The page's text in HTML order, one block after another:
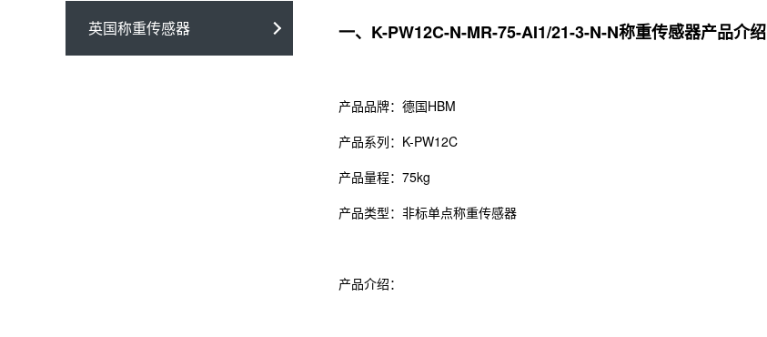
英国称重传感器 一、K-PW12C-N-MR-75-AI1/21-3-N-N称重传感器产品介绍
产品品牌： 德国HBM
产品系列：K-PW12C
产品量程：75kg
产品类型：非标单点称重传感器
产品介绍：